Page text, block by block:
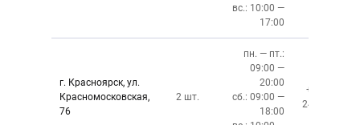
вс.: 10:00 —
17:00
г. Красноярск, ул.
Красномосковская,
76
2 шт.
пн. — пт.:
09:00 —
20:00
сб.: 09:00 —
18:00
+7 (391)
243-83-01